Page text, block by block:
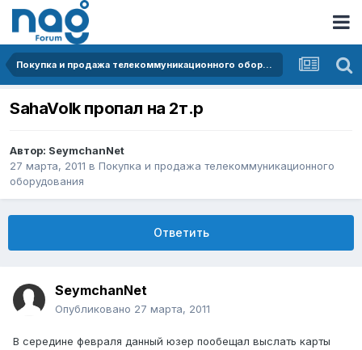
Покупка и продажа телекоммуникационного оборудования
SahaVolk пропал на 2т.р
Автор: SeymchanNet
27 марта, 2011 в Покупка и продажа телекоммуникационного
оборудования
Ответить
SeymchanNet
Опубликовано 27 марта, 2011
В середине февраля данный юзер пообещал выслать карты